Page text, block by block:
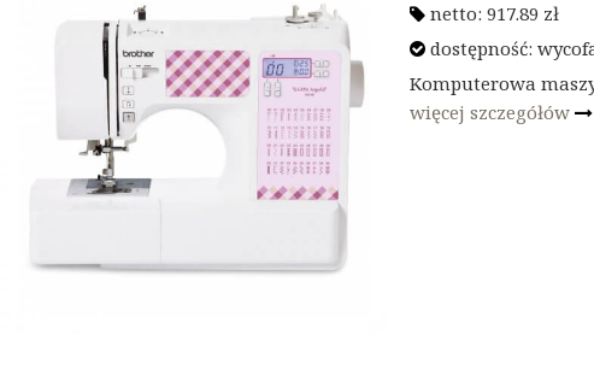
netto: 917.89 zł
dostępność:
Komputerowa
więcej szczegółów